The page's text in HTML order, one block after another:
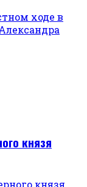
князя